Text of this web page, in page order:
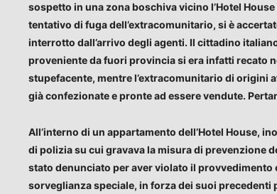
sospetto in una zona boschiva vicino l’Hotel
tentativo di fuga dell’extracomunitario, si è
interrotto dall’arrivo degli agenti. Il cittadino
proveniente da fuori provincia si era infatti recato
stupefacente, mentre l’extracomunitario di origini
già confezionate e pronte ad essere vendute.
All’interno di un appartamento dell’Hotel House,
di polizia su cui gravava la misura di prevenzione
stato denunciato per aver violato il
sorveglianza speciale, in forza dei suoi